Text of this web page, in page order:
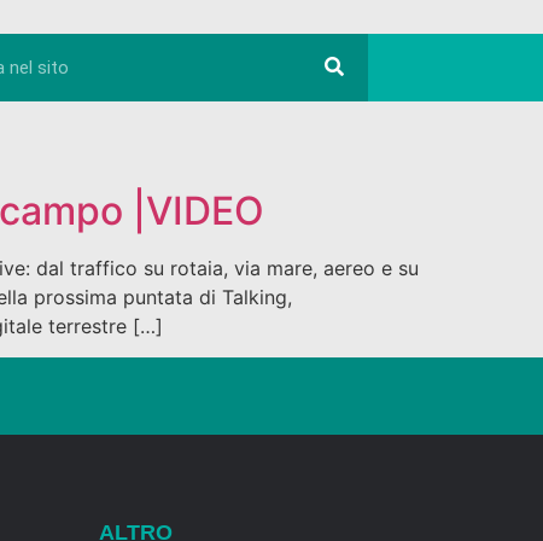
|VIDEO
dal traffico su rotaia, via mare, aereo e su
prossima puntata di Talking,
terrestre […]
ALTRO